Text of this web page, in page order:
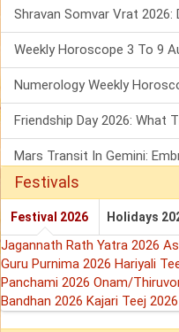
Festivals
Festival 2026 Holidays
Jagannath Rath Yatra 2026
Guru Purnima 2026 Hariyali
Panchami 2026 Onam/
Bandhan 2026 Kajari Teej 2026